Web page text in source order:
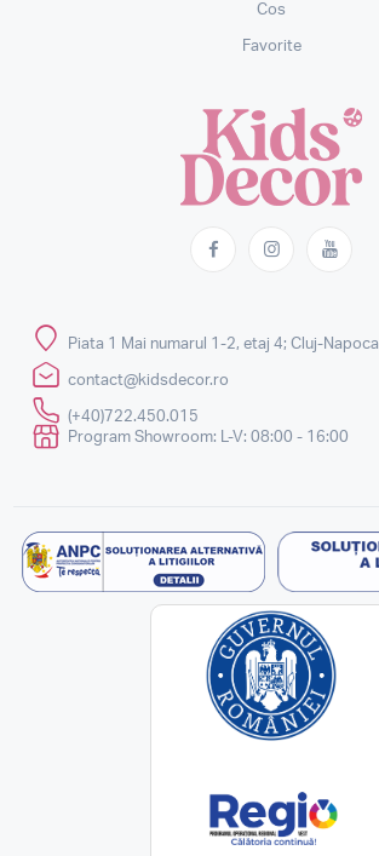
Cos
Favorite
Piata 1 Mai numarul 1-2, etaj 4; Cluj-Napoca
contact@kidsdecor.ro
(+40)722.450.015
Program Showroom: L-V: 08:00 - 16:00